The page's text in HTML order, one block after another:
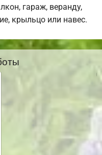
гараж, веранду,
крыльцо или навес.